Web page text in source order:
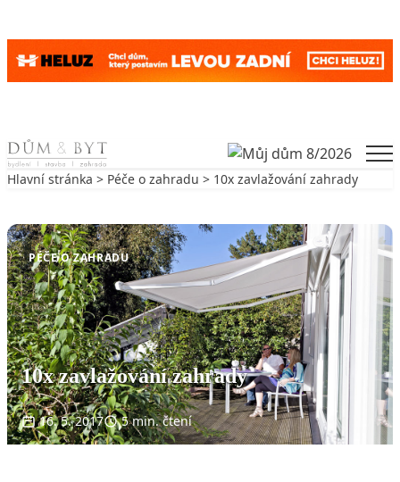
Skip to content
Hlavní stránka > Péče o zahradu > 10x zavlažování zahrady
PÉČE O ZAHRADU
10x zavlažování zahrady
16. 5. 2017 5 min. čtení